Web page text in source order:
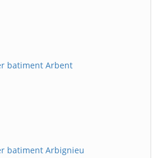
batiment Arbent
batiment Arbignieu